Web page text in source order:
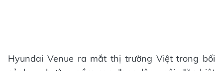
Hyundai Venue ra mắt thị trường Việt trong bối